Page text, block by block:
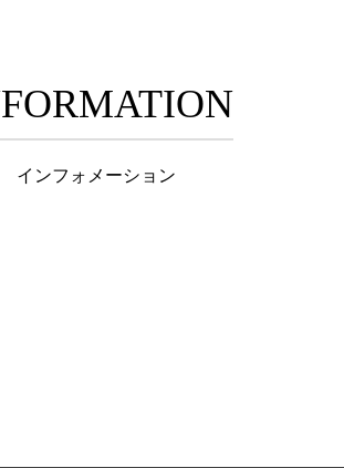
インフォメーション